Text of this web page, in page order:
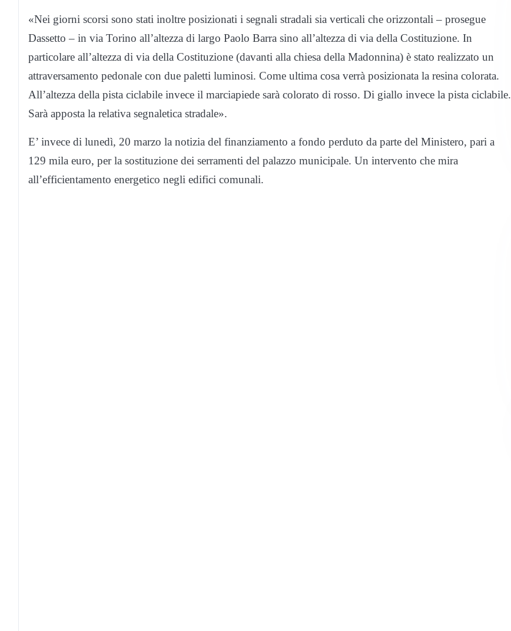
«Nei giorni scorsi sono stati inoltre posizionati i segnali stradali sia verticali che orizzontali – prosegue
Dassetto – in via Torino all’altezza di largo Paolo Barra sino all’altezza di via della Costituzione. In
particolare all’altezza di via della Costituzione (davanti alla chiesa della Madonnina) è stato realizzato un
attraversamento pedonale con due paletti luminosi. Come ultima cosa verrà posizionata la resina colorata.
All’altezza della pista ciclabile invece il marciapiede sarà colorato di rosso. Di giallo invece la pista ciclabile.
Sarà apposta la relativa segnaletica stradale».
E’ invece di lunedì, 20 marzo la notizia del finanziamento a fondo perduto da parte del Ministero, pari a
129 mila euro, per la sostituzione dei serramenti del palazzo municipale. Un intervento che mira
all’efficientamento energetico negli edifici comunali.